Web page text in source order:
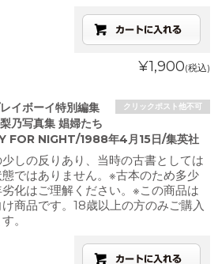
¥1,900(税込)
クリックポスト他不可
イボーイ特別編集
乃写真集 娼婦たち
FOR NIGHT/1988年4月15日/集英社
しの反りあり、当時の古書としては
ではありません。※古本のため多少
化はご理解ください。※この商品は
商品です。18歳以上の方のみご購入
。